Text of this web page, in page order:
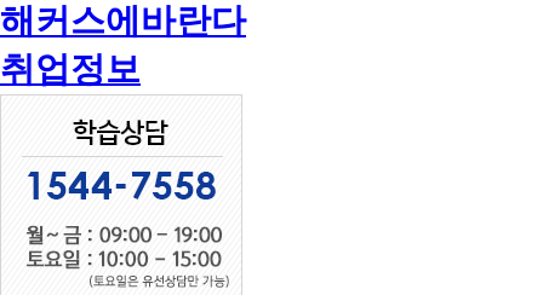
해커스에바란다
취업정보